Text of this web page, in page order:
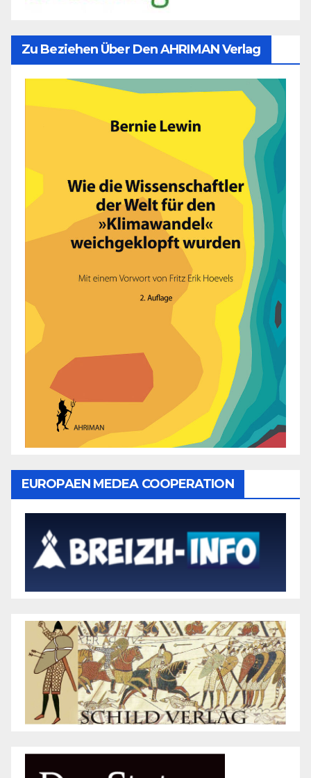
Zu Beziehen Über Den AHRIMAN Verlag
EUROPAEN MEDEA COOPERATION